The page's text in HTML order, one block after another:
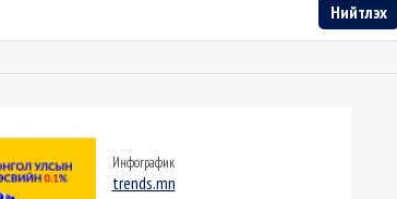
Нийтлэх
Инфографик
trends.mn